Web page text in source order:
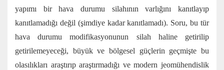
yapımı bir hava durumu silahının varlığını kanıtlayıp
kanıtlamadığı değil (şimdiye kadar kanıtlamadı). Soru, bu tür
hava durumu modifikasyonunun silah haline getirilip
getirilemeyeceği, büyük ve bölgesel güçlerin geçmişte bu
olasılıkları araştırıp araştırmadığı ve modern jeomühendislik